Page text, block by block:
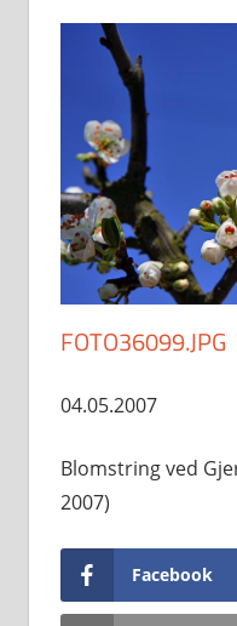
FOTO36099.JPG
04.05.2007
Blomstring ved
2007)
Facebook